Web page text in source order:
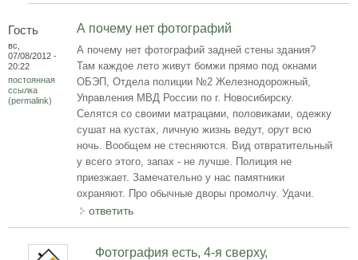
Гость
вс,
07/08/2012 -
20:22
постоянная
ссылка
(permalink)
А почему нет фотографий
А почему нет фотографий задней стены здания?
Там каждое лето живут бомжи прямо под окнами
ОБЭП, Отдела полиции №2 Железнодорожный,
Управления МВД России по г. Новосибирску.
Селятся со своими матрацами, половиками, одежку
сушат на кустах, личную жизнь ведут, орут всю
ночь. Вообщем не стесняются. Вид отвратительный
у всего этого, запах - не лучше. Полиция не
приезжает. Замечательно у нас памятники
охраняют. Про обычные дворы промолчу. Удачи.
ответить
Фотография есть, 4-я сверху,